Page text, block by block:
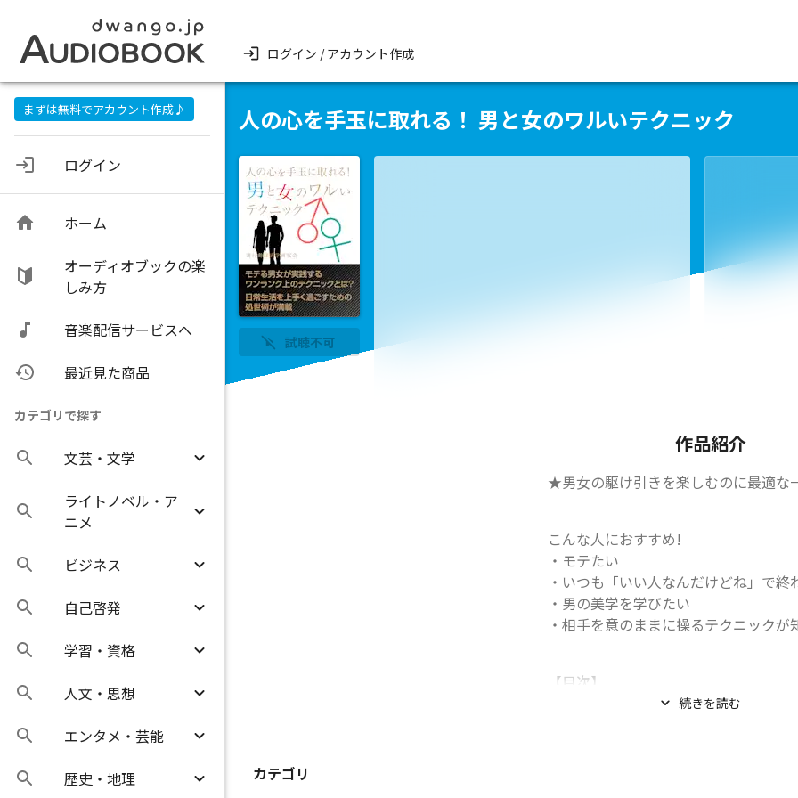
ログイン / アカウント作成
まずは無料でアカウント作成♪
ログイン
ホーム
オーディオブックの楽
しみ方
音楽配信サービスへ
最近見た商品
カテゴリで探す
文芸・文学
ライトノベル・ア
ニメ
ビジネス
自己啓発
学習・資格
人文・思想
エンタメ・芸能
歴史・地理
人の心を手玉に取れる！ 男と女のワルいテクニック
試聴不可
作品紹介
★男女の駆け引きを楽しむのに最適な
こんな人におすすめ!
・モテたい
・いつも「いい人なんだけどね」で終
・男の美学を学びたい
・相手を意のままに操るテクニックが
【目次】
PART1「男と女のワルゲーム」　...
続きを読む
カテゴリ